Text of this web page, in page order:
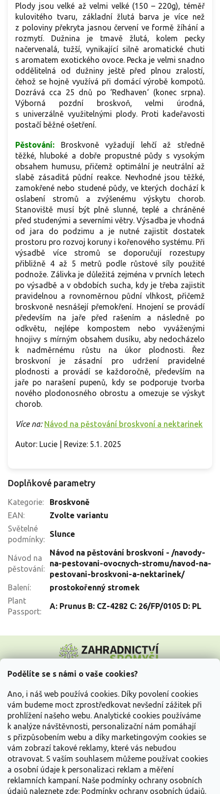
Podělíte se s námi o vaše cookies?
Ano, i náš web používá cookies. Díky povolení cookies
vám budeme moct zprostředkovat nevšední zážitek při
prohlížení našeho webu. Analytické cookies používáme
k analýze návštěvnosti, personalizační nám pomáhají
s přizpůsobením webu a díky marketingovým cookies se
vám zobrazí takové reklamy, které vás nebudou
otravovat. S vaším souhlasem můžeme používat cookies
a osobní údaje k personalizaci reklam a měření
reklamních kampaní. Naše podmínky ochrany osobních
údajů naleznete zde: Podmínky ochrany osobních údajů.
Plody jsou velké až velmi velké (150 – 220g), téměř
kulovitého tvaru, základní žlutá barva je více než
z poloviny překryta jasnou červení ve formě žíhání a
rozmytí. Dužnina je tmavě žlutá, kolem pecky
načervenalá, tužší, vynikající silně aromatické chuti
s aromatem exotického ovoce. Pecka je velmi snadno
oddělitelná od dužniny ještě před plnou zralostí,
čehož se hojně využívá při domácí výrobě kompotů.
Dozrává cca 25 dnů po ‘Redhaven‘ (konec srpna).
Výborná pozdní broskvoň, velmi úrodná,
s univerzálně využitelnými plody. Proti kadeřavosti
postačí běžné ošetření.
Pěstování: Broskvoně vyžadují lehčí až středně
těžké, hluboké a dobře propustné půdy s vysokým
obsahem humusu, přičemž optimální je neutrální až
slabě zásaditá půdní reakce. Nevhodné jsou těžké,
zamokřené nebo studené půdy, ve kterých dochází k
oslabení stromů a zvýšenému výskytu chorob.
Stanoviště musí být plně slunné, teplé a chráněné
před studenými a severními větry. Výsadba je vhodná
od jara do podzimu a je nutné zajistit dostatek
prostoru pro rozvoj koruny i kořenového systému. Při
výsadbě více stromů se doporučují rozestupy
přibližně 4 až 5 metrů podle růstové síly použité
podnože. Zálivka je důležitá zejména v prvních letech
po výsadbě a v obdobích sucha, kdy je třeba zajistit
pravidelnou a rovnoměrnou půdní vlhkost, přičemž
broskvoně nesnášejí přemokření. Hnojení se provádí
především na jaře před rašením a následně po
odkvětu, nejlépe kompostem nebo vyváženými
hnojivy s mírným obsahem dusíku, aby nedocházelo
k nadměrnému růstu na úkor plodnosti. Řez
broskvoní je zásadní pro udržení pravidelné
plodnosti a provádí se každoročně, především na
jaře po narašení pupenů, kdy se podporuje tvorba
nového plodonosného obrostu a omezuje se výskyt
chorob.
Více na: Návod na pěstování broskvoní a nektarinek
Autor: Lucie | Revize: 5.1. 2025
Doplňkové parametry
Kategorie:
Broskvoně
EAN:
Zvolte variantu
Světelné
podmínky:
Slunce
Návod na
pěstování:
Návod na pěstování broskvoní - /navody-
na-pestovani-ovocnych-stromu/navod-na-
pestovani-broskvoni-a-nektarinek/
Balení:
prostokořenný stromek
Plant
Passport:
A: Prunus B: CZ-4282 C: 26/FP/0105 D: PL
p
Vše o nákupu
Informace pro Vás
Kontakujte nás